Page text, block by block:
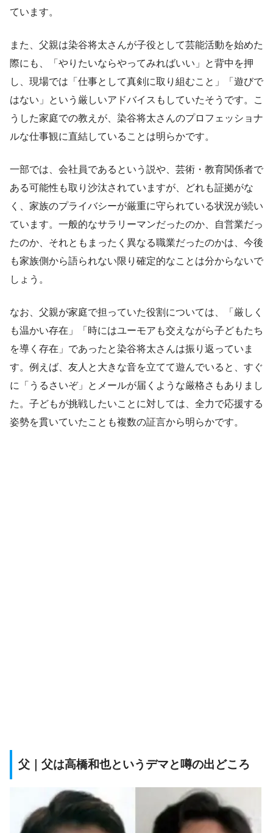
ています。
また、父親は染谷将太さんが子役として芸能活動を始めた
際にも、「やりたいならやってみればいい」と背中を押
し、現場では「仕事として真剣に取り組むこと」「遊びで
はない」という厳しいアドバイスもしていたそうです。こ
うした家庭での教えが、染谷将太さんのプロフェッショナ
ルな仕事観に直結していることは明らかです。
一部では、会社員であるという説や、芸術・教育関係者で
ある可能性も取り沙汰されていますが、どれも証拠がな
く、家族のプライバシーが厳重に守られている状況が続い
ています。一般的なサラリーマンだったのか、自営業だっ
たのか、それともまったく異なる職業だったのかは、今後
も家族側から語られない限り確定的なことは分からないで
しょう。
なお、父親が家庭で担っていた役割については、「厳しく
も温かい存在」「時にはユーモアも交えながら子どもたち
を導く存在」であったと染谷将太さんは振り返っていま
す。例えば、友人と大きな音を立てて遊んでいると、すぐ
に「うるさいぞ」とメールが届くような厳格さもありまし
た。子どもが挑戦したいことに対しては、全力で応援する
姿勢を貫いていたことも複数の証言から明らかです。
父｜父は高橋和也というデマと噂の出どころ